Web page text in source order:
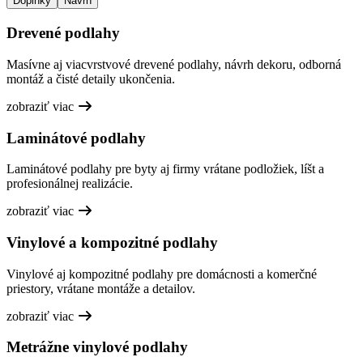
Drevené podlahy
Masívne aj viacvrstvové drevené podlahy, návrh dekoru, odborná
montáž a čisté detaily ukončenia.
zobraziť viac
Laminátové podlahy
Laminátové podlahy pre byty aj firmy vrátane podložiek, líšt a
profesionálnej realizácie.
zobraziť viac
Vinylové a kompozitné podlahy
Vinylové aj kompozitné podlahy pre domácnosti a komerčné
priestory, vrátane montáže a detailov.
zobraziť viac
Metrážne vinylové podlahy